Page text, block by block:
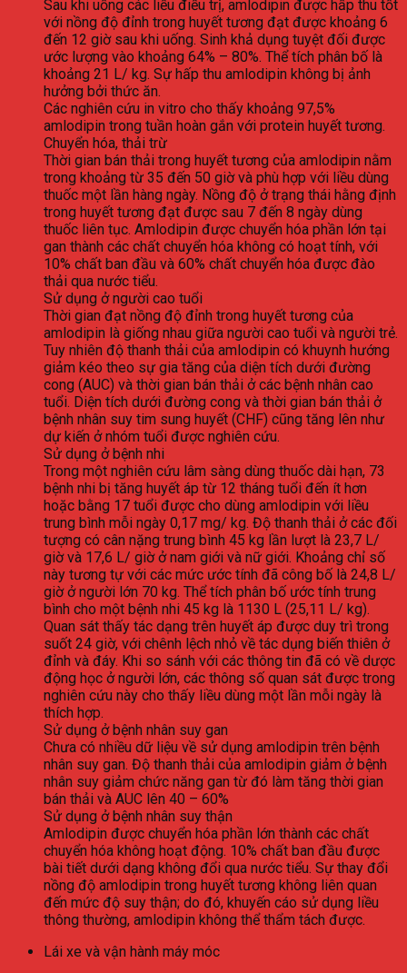
Sau khi uống các liều điều trị, amlodipin được hấp thu tốt
với nồng độ đỉnh trong huyết tương đạt được khoảng 6
đến 12 giờ sau khi uống. Sinh khả dụng tuyệt đối được
ước lượng vào khoảng 64% – 80%. Thể tích phân bố là
khoảng 21 L/ kg. Sự hấp thu amlodipin không bị ảnh
hưởng bởi thức ăn.
Các nghiên cứu in vitro cho thấy khoảng 97,5%
amlodipin trong tuần hoàn gắn với protein huyết tương.
Chuyển hóa, thải trừ
Thời gian bán thải trong huyết tương của amlodipin nằm
trong khoảng từ 35 đến 50 giờ và phù hợp với liều dùng
thuốc một lần hàng ngày. Nồng độ ở trạng thái hằng định
trong huyết tương đạt được sau 7 đến 8 ngày dùng
thuốc liên tục. Amlodipin được chuyển hóa phần lớn tại
gan thành các chất chuyển hóa không có hoạt tính, với
10% chất ban đầu và 60% chất chuyển hóa được đào
thải qua nước tiểu.
Sử dụng ở người cao tuổi
Thời gian đạt nồng độ đỉnh trong huyết tương của
amlodipin là giống nhau giữa người cao tuổi và người trẻ.
Tuy nhiên độ thanh thải của amlodipin có khuynh hướng
giảm kéo theo sự gia tăng của diện tích dưới đường
cong (AUC) và thời gian bán thải ở các bệnh nhân cao
tuổi. Diện tích dưới đường cong và thời gian bán thải ở
bệnh nhân suy tim sung huyết (CHF) cũng tăng lên như
dự kiến ở nhóm tuổi được nghiên cứu.
Sử dụng ở bệnh nhi
Trong một nghiên cứu lâm sàng dùng thuốc dài hạn, 73
bệnh nhi bị tăng huyết áp từ 12 tháng tuổi đến ít hơn
hoặc bằng 17 tuổi được cho dùng amlodipin với liều
trung bình mỗi ngày 0,17 mg/ kg. Độ thanh thải ở các đối
tượng có cân nặng trung bình 45 kg lần lượt là 23,7 L/
giờ và 17,6 L/ giờ ở nam giới và nữ giới. Khoảng chỉ số
này tương tự với các mức ước tính đã công bố là 24,8 L/
giờ ở người lớn 70 kg. Thể tích phân bố ước tính trung
bình cho một bệnh nhi 45 kg là 1130 L (25,11 L/ kg).
Quan sát thấy tác dạng trên huyết áp được duy trì trong
suốt 24 giờ, với chênh lệch nhỏ về tác dụng biến thiên ở
đỉnh và đáy. Khi so sánh với các thông tin đã có về dược
động học ở người lớn, các thông số quan sát được trong
nghiên cứu này cho thấy liều dùng một lần mỗi ngày là
thích hợp.
Sử dụng ở bệnh nhân suy gan
Chưa có nhiều dữ liệu về sử dụng amlodipin trên bệnh
nhân suy gan. Độ thanh thải của amlodipin giảm ở bệnh
nhân suy giảm chức năng gan từ đó làm tăng thời gian
bán thải và AUC lên 40 – 60%
Sử dụng ở bệnh nhân suy thận
Amlodipin được chuyển hóa phần lớn thành các chất
chuyển hóa không hoạt động. 10% chất ban đầu được
bài tiết dưới dạng không đổi qua nước tiểu. Sự thay đổi
nồng độ amlodipin trong huyết tương không liên quan
đến mức độ suy thận; do đó, khuyến cáo sử dụng liều
thông thường, amlodipin không thể thẩm tách được.
Lái xe và vận hành máy móc